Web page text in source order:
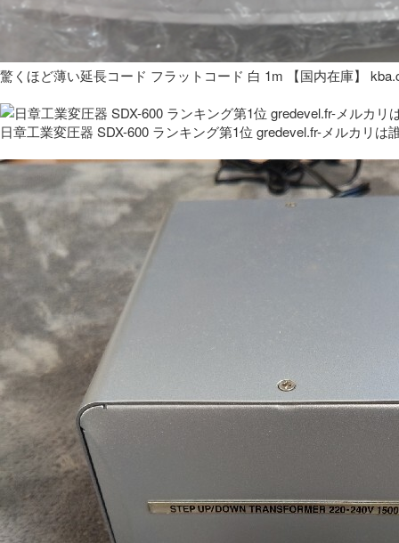
驚くほど薄い延長コード フラットコード 白 1m 【国内在庫】
日章工業変圧器 SDX-600 ランキング第1位 gredevel.fr-メルカリは